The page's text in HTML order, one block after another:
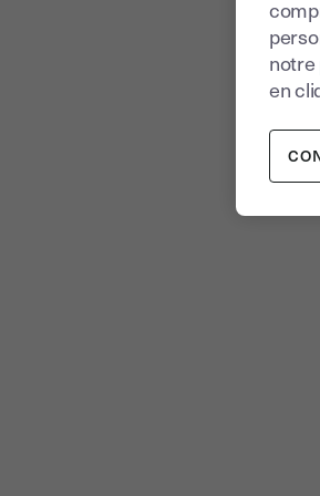
notre
en